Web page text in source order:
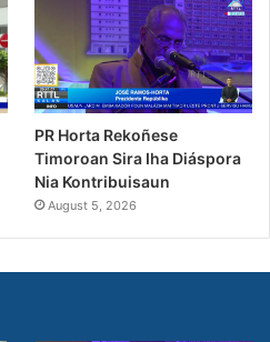
PR Horta Rekoñese
Timoroan Sira Iha Diáspora
Nia Kontribuisaun
August 5, 2026